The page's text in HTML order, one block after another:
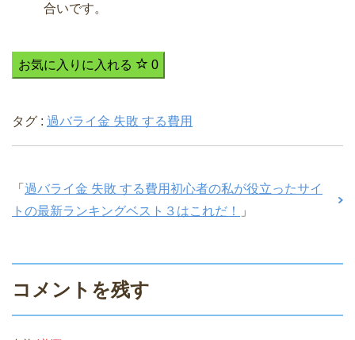
合いです。
お気に入りに入れる 0
タグ : 過バライ金 失敗 する費用
「 過バライ金 失敗 する費用初心者の私が役立ったサイ
トの最新ランキングベスト３はこれだ！
」
コメントを残す